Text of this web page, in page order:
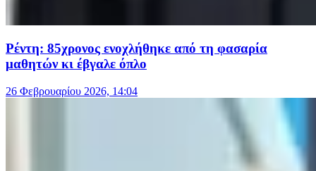
Ρέντη: 85χρονος ενοχλήθηκε από τη φασαρία
μαθητών κι έβγαλε όπλο
26 Φεβρουαρίου 2026, 14:04